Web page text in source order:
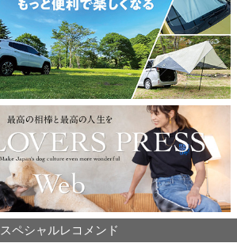
スペシャルレコメンド